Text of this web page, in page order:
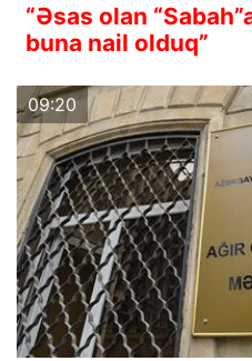
“Əsas olan
buna nail olduq”
09:20